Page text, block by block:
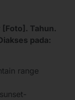
[Foto]. Tahun.
pada:
range